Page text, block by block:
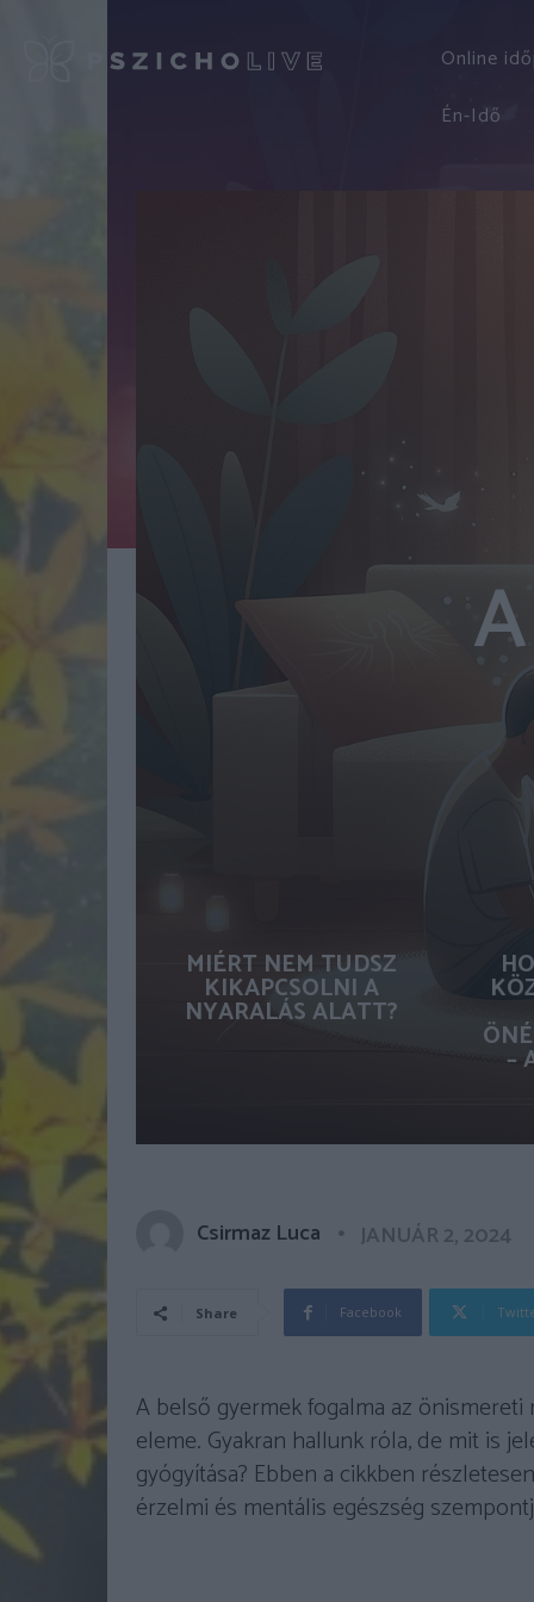
Online
Én-Idő
MIÉRT NEM TUDSZ
KIKAPCSOLNI A
NYARALÁS ALATT?
–
Csirmaz Luca JANUÁR 2, 2024
Share Facebook
A belső gyermek fogalma az
eleme. Gyakran hallunk róla, de mit is
gyógyítása? Ebben a cikkben
érzelmi és mentális egészség